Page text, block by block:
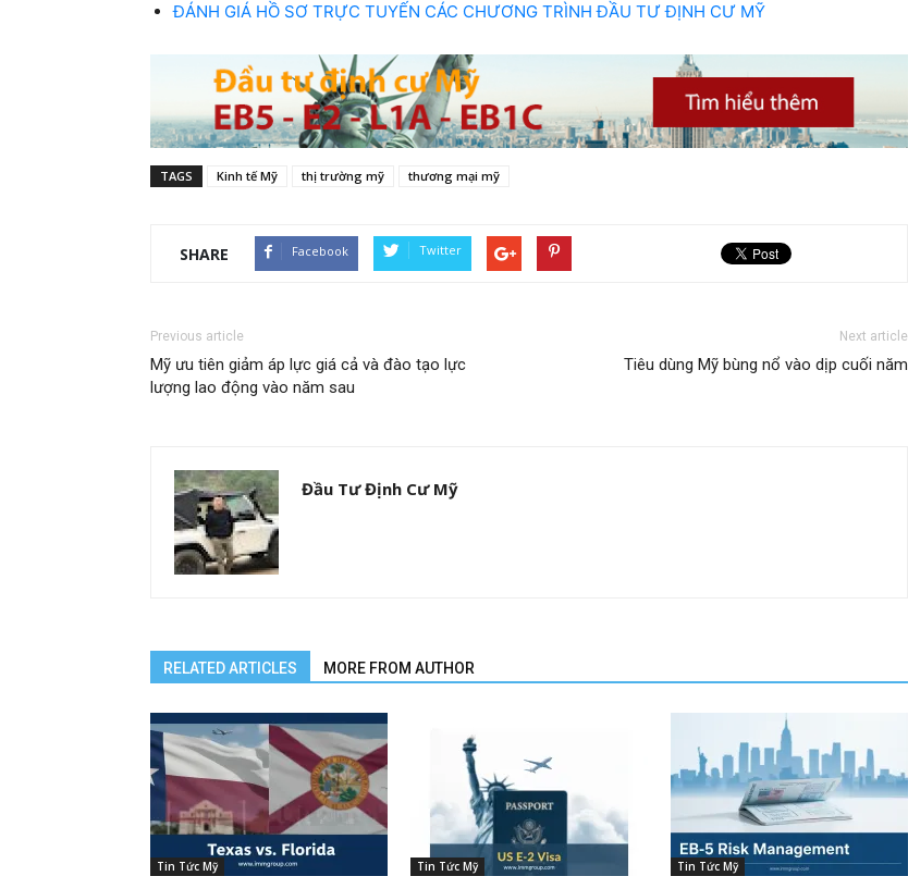
ĐÁNH GIÁ HỒ SƠ TRỰC TUYẾN CÁC CHƯƠNG TRÌNH ĐẦU TƯ ĐỊNH CƯ MỸ
TAGS Kinh tế Mỹ thị trường mỹ thương mại mỹ
SHARE Facebook Twitter
Previous article
Mỹ ưu tiên giảm áp lực giá cả và đào tạo lực
lượng lao động vào năm sau
Next article
Tiêu dùng Mỹ bùng nổ vào dịp cuối năm
Đầu Tư Định Cư Mỹ
RELATED ARTICLES MORE FROM AUTHOR
Tin Tức Mỹ Tin Tức Mỹ Tin Tức Mỹ